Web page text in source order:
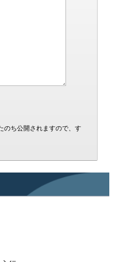
のち公開されますので、す